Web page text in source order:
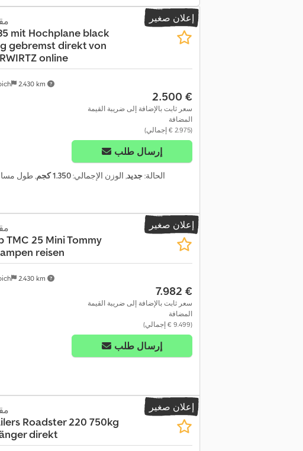
إعلان صغير
2.430 km
mit Hochplane black
gebremst direkt von
online
‏2.500 €
سعر ثابت بالإضافة إلى ضريبة القيمة
المضافة
(‏2.975 € إجمالي)
إرسال طلب
الحالة:جديد, الوزن الإجمالي:1.350 كجم , طول
إعلان صغير
2.430 km
TMC 25 Mini Tommy
reisen
‏7.982 €
سعر ثابت بالإضافة إلى ضريبة القيمة
المضافة
(‏9.499 € إجمالي)
إرسال طلب
إعلان صغير
Roadster 220 750kg
direkt